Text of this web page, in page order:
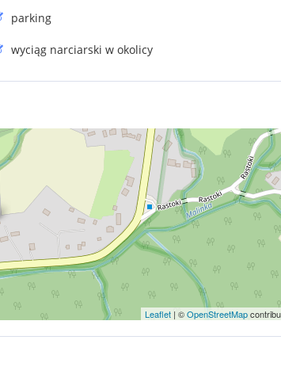
parking
wyciąg narciarski w okolicy
Leaflet| ©OpenStreetMap